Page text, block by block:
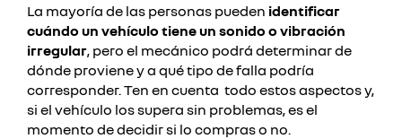
La mayoría de las personas pueden identificar
cuándo un vehículo tiene un sonido o vibración
irregular, pero el mecánico podrá determinar de
dónde proviene y a qué tipo de falla podría
corresponder. Ten en cuenta todo estos aspectos y,
si el vehículo los supera sin problemas, es el
momento de decidir si lo compras o no.